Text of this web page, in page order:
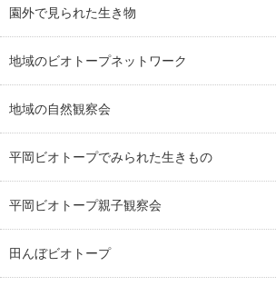
園外で見られた生き物
地域のビオトープネットワーク
地域の自然観察会
平岡ビオトープでみられた生きもの
平岡ビオトープ親子観察会
田んぼビオトープ